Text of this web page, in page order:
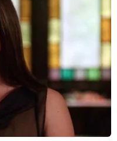
recién
Lopilato "Pipa" que ya
la protagonista?